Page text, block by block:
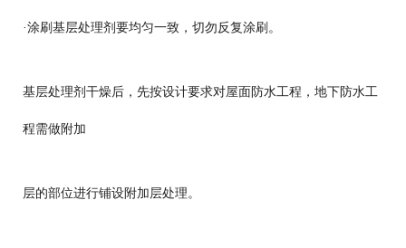
·涂刷基层处理剂要均匀一致，切勿反复涂刷。
基层处理剂干燥后，先按设计要求对屋面防水工程，地下防水工
程需做附加
层的部位进行铺设附加层处理。